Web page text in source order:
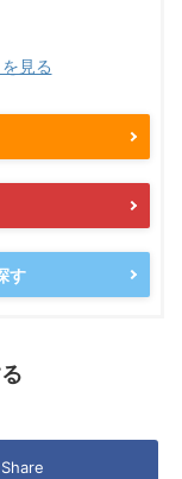
見る
す
Share